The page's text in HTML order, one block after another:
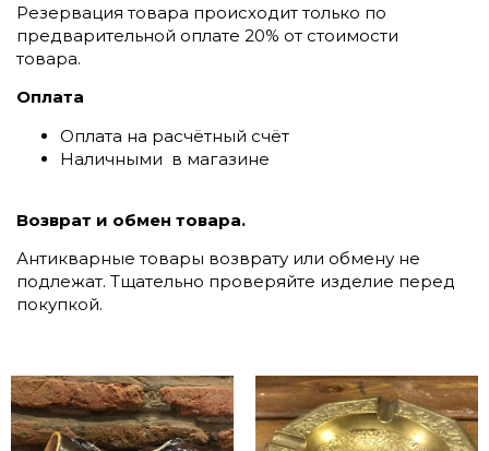
Резервация товара происходит только по
предварительной оплате 20% от стоимости
товара.
Оплата
Оплата на расчётный счёт
Наличными в магазине
Возврат и обмен товара.
Антикварные товары возврату или обмену не
подлежат. Тщательно проверяйте изделие перед
покупкой.